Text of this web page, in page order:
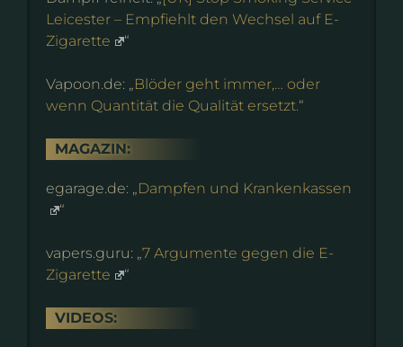
Leicester – Empfiehlt den Wechsel auf E-
Zigarette
“
Vapoon.de: „ Blöder geht immer,… oder
wenn Quantität die Qualität ersetzt.“
MAGAZIN:
egarage.de: „ Dampfen und Krankenkassen
“
vapers.guru: „ 7 Argumente gegen die E-
Zigarette
“
VIDEOS: